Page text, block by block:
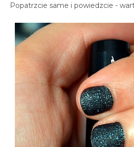
Popatrzcie same i powiedzcie -